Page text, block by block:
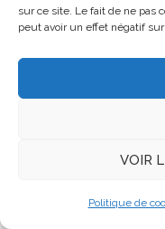
sur ce site. Le fait de ne pas
peut avoir un effet négatif
VOIR
Politique de